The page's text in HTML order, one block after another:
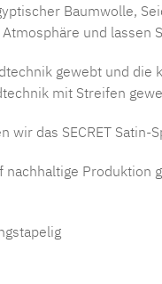
Baumwolle,
und
gewebt und die
mit Streifen
das SECRET Satin-
Produktion